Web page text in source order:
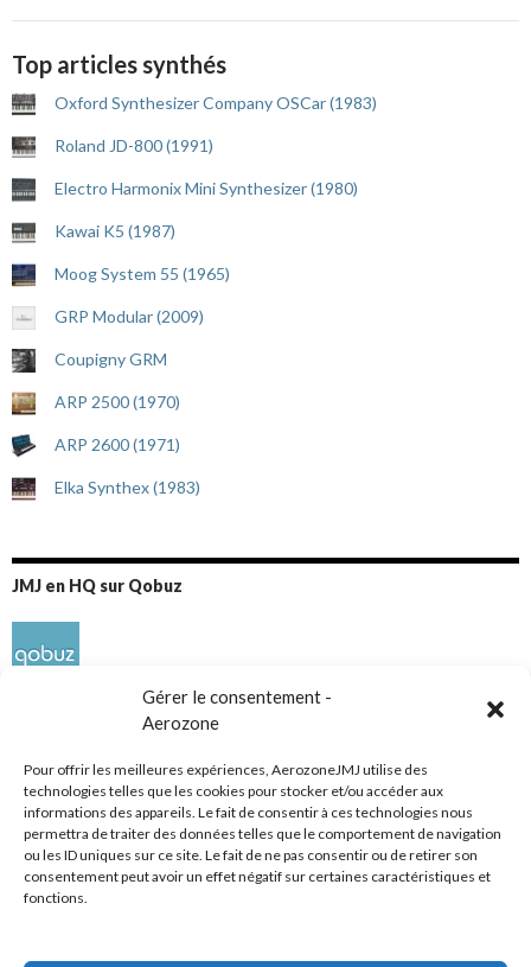
Gérer le consentement -
Aerozone
Pour offrir les meilleures expériences, AerozoneJMJ utilise des
technologies telles que les cookies pour stocker et/ou accéder aux
informations des appareils. Le fait de consentir à ces technologies nous
permettra de traiter des données telles que le comportement de navigation
ou les ID uniques sur ce site. Le fait de ne pas consentir ou de retirer son
consentement peut avoir un effet négatif sur certaines caractéristiques et
fonctions.
Top articles synthés
Oxford Synthesizer Company OSCar (1983)
Roland JD-800 (1991)
Electro Harmonix Mini Synthesizer (1980)
Kawai K5 (1987)
Moog System 55 (1965)
GRP Modular (2009)
Coupigny GRM
ARP 2500 (1970)
ARP 2600 (1971)
Elka Synthex (1983)
JMJ en HQ sur Qobuz
Réseaux sociaux